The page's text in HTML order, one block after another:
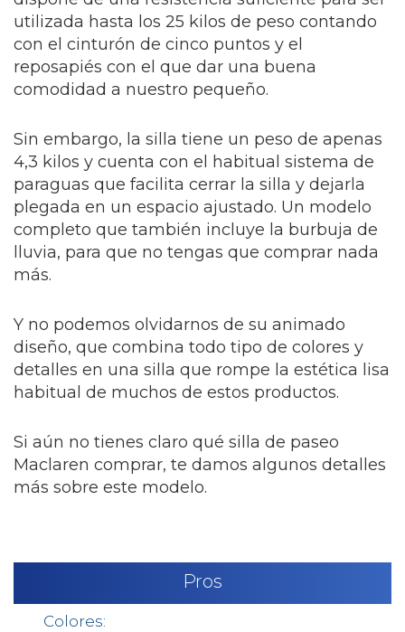
utilizada hasta los 25 kilos de peso contando
con el cinturón de cinco puntos y el
reposapiés con el que dar una buena
comodidad a nuestro pequeño.
Sin embargo, la silla tiene un peso de apenas
4,3 kilos y cuenta con el habitual sistema de
paraguas que facilita cerrar la silla y dejarla
plegada en un espacio ajustado. Un modelo
completo que también incluye la burbuja de
lluvia, para que no tengas que comprar nada
más.
Y no podemos olvidarnos de su animado
diseño, que combina todo tipo de colores y
detalles en una silla que rompe la estética lisa
habitual de muchos de estos productos.
Si aún no tienes claro qué silla de paseo
Maclaren comprar, te damos algunos detalles
más sobre este modelo.
Pros
Colores: